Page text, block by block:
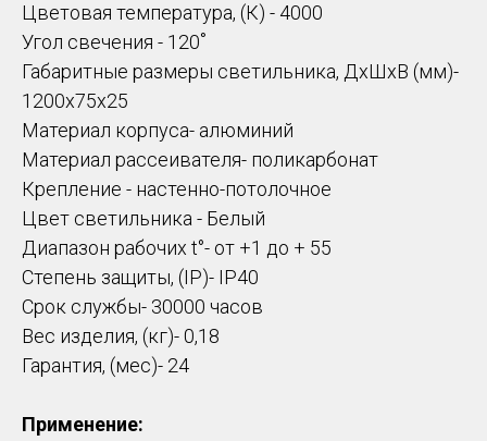
Цветовая температура, (К) - 4000
Угол свечения - 120˚
Габаритные размеры светильника, ДхШхВ (мм)-
1200х75х25
Материал корпуса- алюминий
Материал рассеивателя- поликарбонат
Крепление - настенно-потолочное
Цвет светильника - Белый
Диапазон рабочих t°- от +1 до + 55
Степень защиты, (IP)- IP40
Срок службы- 30000 часов
Вес изделия, (кг)- 0,18
Гарантия, (мес)- 24
Применение: